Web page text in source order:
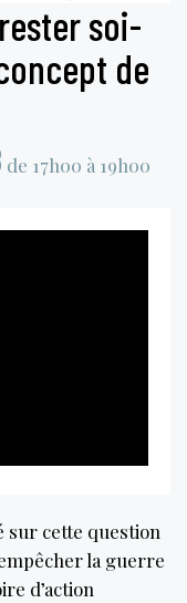
soi-
de
de 17h00 à 19h00
sur cette question
la guerre
d’action